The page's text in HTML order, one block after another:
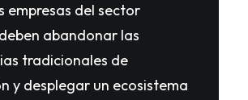
empresas del sector
abandonar las
tradicionales de
y desplegar un ecosistema